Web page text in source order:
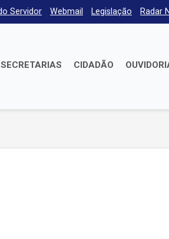
Servidor Webmail Legislação Radar
SECRETARIAS CIDADÃO